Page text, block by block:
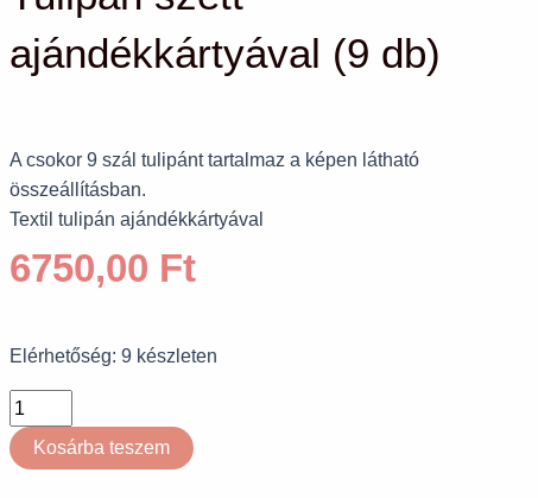
ajándékkártyával (9 db)
A csokor 9 szál tulipánt tartalmaz a képen látható
összeállításban.
Textil tulipán ajándékkártyával
6750,00 Ft
Elérhetőség: 9 készleten
Kosárba teszem